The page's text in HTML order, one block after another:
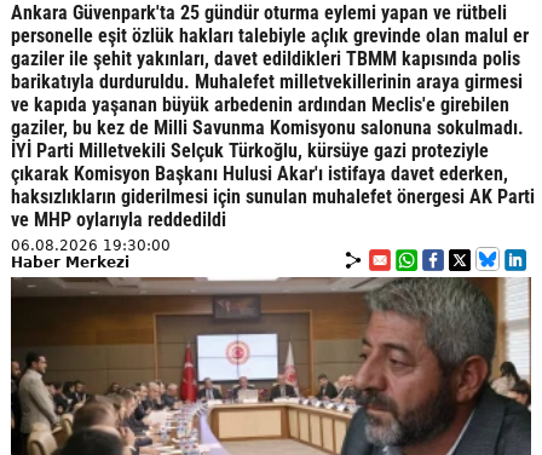
Ankara Güvenpark'ta 25 gündür oturma eylemi yapan ve rütbeli
personelle eşit özlük hakları talebiyle açlık grevinde olan malul er
gaziler ile şehit yakınları, davet edildikleri TBMM kapısında polis
barikatıyla durduruldu. Muhalefet milletvekillerinin araya girmesi
ve kapıda yaşanan büyük arbedenin ardından Meclis'e girebilen
gaziler, bu kez de Milli Savunma Komisyonu salonuna sokulmadı.
İYİ Parti Milletvekili Selçuk Türkoğlu, kürsüye gazi proteziyle
çıkarak Komisyon Başkanı Hulusi Akar'ı istifaya davet ederken,
haksızlıkların giderilmesi için sunulan muhalefet önergesi AK Parti
ve MHP oylarıyla reddedildi
06.08.2026 19:30:00
Haber Merkezi